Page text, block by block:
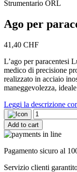
Strumentario ORL
Ago per
41,40 CHF
L’ago per paracentesi
medico di precisione
realizzato in acciaio
maneggevolezza,
Leggi la descrizione
Ago
per
paracentesi
da
18,0
cm/7"
quantity
Add to cart
Pagamento sicuro al
Servizio clienti